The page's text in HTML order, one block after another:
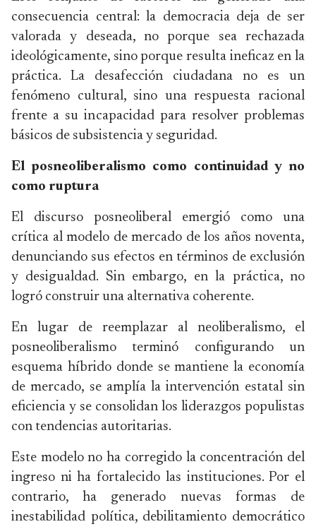
consecuencia central: la democracia deja de ser
valorada y deseada, no porque sea rechazada
ideológicamente, sino porque resulta ineficaz en la
práctica. La desafección ciudadana no es un
fenómeno cultural, sino una respuesta racional
frente a su incapacidad para resolver problemas
básicos de subsistencia y seguridad.
El posneoliberalismo como continuidad y no
como ruptura
El discurso posneoliberal emergió como una
crítica al modelo de mercado de los años noventa,
denunciando sus efectos en términos de exclusión
y desigualdad. Sin embargo, en la práctica, no
logró construir una alternativa coherente.
En lugar de reemplazar al neoliberalismo, el
posneoliberalismo terminó configurando un
esquema híbrido donde se mantiene la economía
de mercado, se amplía la intervención estatal sin
eficiencia y se consolidan los liderazgos populistas
con tendencias autoritarias.
Este modelo no ha corregido la concentración del
ingreso ni ha fortalecido las instituciones. Por el
contrario, ha generado nuevas formas de
inestabilidad política, debilitamiento democrático